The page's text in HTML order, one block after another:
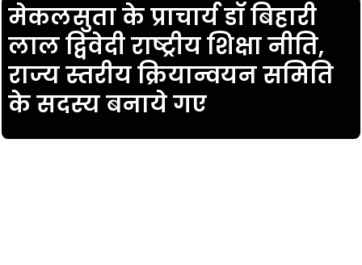
मेकलसुता के प्राचार्य डॉ बिहारी
लाल द्विवेदी राष्ट्रीय शिक्षा नीति,
राज्य स्तरीय क्रियान्वयन समिति
के सदस्य बनाये गए